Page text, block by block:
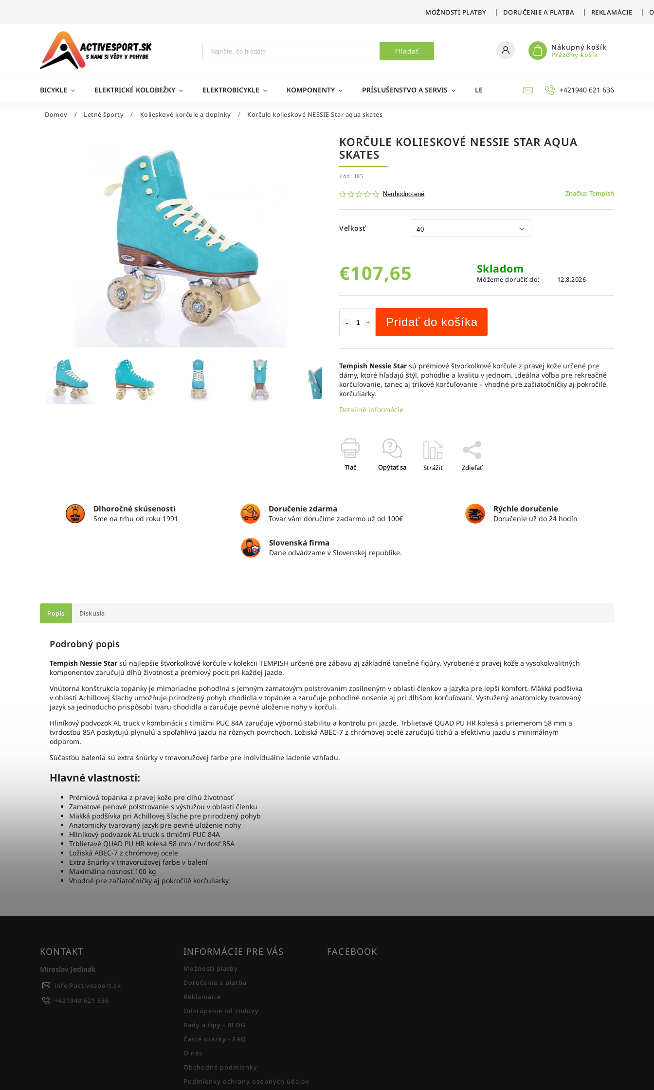
MOŽNOSTI PLATBY DORUČENIE A PLATBA REKLAMÁCIE
Hľadať Nákupný košík
Prázdny košík
BICYKLE ELEKTRICKÉ KOLOBEŽKY ELEKTROBICYKLE KOMPONENTY PRÍSLUŠENSTVO A SERVIS LETNÉ ŠPORTY ZIMNÉ ŠPORTY
+421940 621 636
Domov / Letné športy / Kolieskové korčule a doplnky / Korčule kolieskové NESSIE Star aqua skates
KORČULE KOLIESKOVÉ NESSIE STAR AQUA
SKATES
Kód: 185
Neohodnotené Značka: Tempish
Veľkosť
€107,65 Skladom
Môžeme doručiť do: 12.8.2026
Pridať do košíka
Tempish Nessie Star sú prémiové štvorkolkové korčule z pravej kože určené pre
dámy, ktoré hľadajú štýl, pohodlie a kvalitu v jednom. Ideálna voľba pre rekreačné
korčuľovanie, tanec aj trikové korčuľovanie – vhodné pre začiatočníčky aj pokročilé
korčuliarky.
Detailné informácie
Tlač Opýtať sa Strážiť Zdieľať
Dlhoročné skúsenosti
Sme na trhu od roku 1991
Doručenie zdarma
Tovar vám doručíme zadarmo už od 100€
Rýchle doručenie
Doručenie už do 24 hodín
Slovenská firma
Dane odvádzame v Slovenskej republike.
Popis Diskusia
Podrobný popis
Tempish Nessie Star sú najlepšie štvorkolkové korčule v kolekcii TEMPISH určené pre zábavu aj základné tanečné figúry. Vyrobené z pravej kože a vysokokvalitných
komponentov zaručujú dlhú životnosť a prémiový pocit pri každej jazde.
Vnútorná konštrukcia topánky je mimoriadne pohodlná s jemným zamatovým polstrovaním zosilneným v oblasti členkov a jazyka pre lepší komfort. Mäkká podšívka
v oblasti Achillovej šľachy umožňuje prirodzený pohyb chodidla v topánke a zaručuje pohodlné nosenie aj pri dlhšom korčuľovaní. Vystužený anatomicky tvarovaný
jazyk sa jednoducho prispôsobí tvaru chodidla a zaručuje pevné uloženie nohy v korčuli.
Hliníkový podvozok AL truck v kombinácii s tlmičmi PUC 84A zaručuje výbornú stabilitu a kontrolu pri jazde. Trblietavé QUAD PU HR kolesá s priemerom 58 mm a
tvrdosťou 85A poskytujú plynulú a spoľahlivú jazdu na rôznych povrchoch. Ložiská ABEC-7 z chrómovej ocele zaručujú tichú a efektívnu jazdu s minimálnym
odporom.
Súčasťou balenia sú extra šnúrky v tmavoružovej farbe pre individuálne ladenie vzhľadu.
Hlavné vlastnosti:
Prémiová topánka z pravej kože pre dlhú životnosť
Zamatové penové polstrovanie s výstužou v oblasti členku
Mäkká podšívka pri Achillovej šľache pre prirodzený pohyb
Anatomicky tvarovaný jazyk pre pevné uloženie nohy
Hliníkový podvozok AL truck s tlmičmi PUC 84A
Trblietavé QUAD PU HR kolesá 58 mm / tvrdosť 85A
Ložiská ABEC-7 z chrómovej ocele
Extra šnúrky v tmavoružovej farbe v balení
Maximálna nosnosť 100 kg
Vhodné pre začiatočníčky aj pokročilé korčuliarky
KONTAKT
Miroslav Jedinák
info@activesport.sk
+421940 621 636
INFORMÁCIE PRE VÁS
Možnosti platby
Doručenie a platba
Reklamácie
Odstúpenie od zmluvy
Rady a tipy - BLOG
Časté otázky - FAQ
O nás
Obchodné podmienky
Podmienky ochrany osobných údajov
FACEBOOK